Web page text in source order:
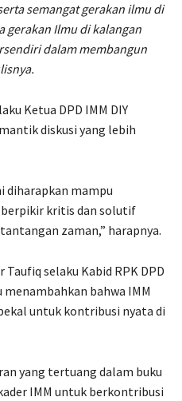
semangat gerakan ilmu di
gerakan Ilmu di kalangan
dalam membangun
Ketua DPD IMM DIY
diskusi yang lebih
diharapkan mampu
kritis dan solutif
zaman,” harapnya.
selaku Kabid RPK DPD
menambahkan bahwa IMM
untuk kontribusi nyata di
yang tertuang dalam buku
IMM untuk berkontribusi